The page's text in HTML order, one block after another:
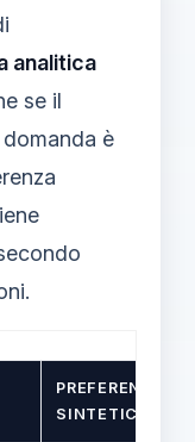
analitica
se il
è
PREFERENZA
SINTETICA